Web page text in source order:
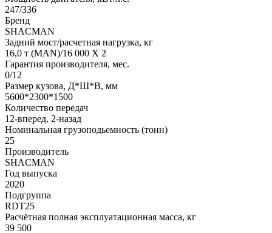
247/336
Бренд
SHACMAN
Задний мост/расчетная нагрузка, кг
16,0 т (MAN)/16 000 Х 2
Гарантия производителя, мес.
0/12
Размер кузова, Д*Ш*В, мм
5600*2300*1500
Количество передач
12-вперед, 2-назад
Номинальная грузоподьемность (тонн)
25
Производитель
SHACMAN
Год выпуска
2020
Подгруппа
RDT25
Расчётная полная эксплуатационная масса, кг
39 500